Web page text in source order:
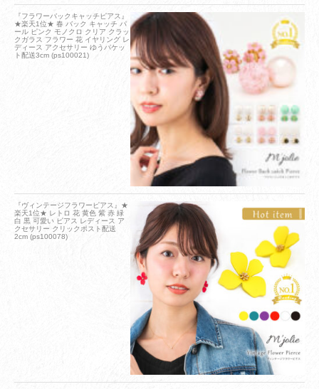
『フラワーバックキャッチピアス』
★楽天1位★ 春 バック キャッチ パ
ール ピンク モノクロ クリア クラッ
クガラス フラワー 花 イヤリング レ
ディース アクセサリー ゆうパケッ
ト配送3cm (ps100021)
『ヴィンテージフラワーピアス』★
楽天1位★ レトロ 花 黄色 紫 赤 緑
白 黒 可愛い ピアス レディース ア
クセサリー クリックポスト配送
2cm (ps100078)